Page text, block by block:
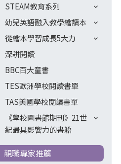
STEAM教育系列
幼兒英語融入教學繪讀本
從繪本學習成長5大力
深耕閱讀
BBC百大童書
TES歐洲學校閱讀書單
TAS美國學校閱讀書單
《學校圖書館期刊》21世
紀最具影響力的書籍
親職專家推薦